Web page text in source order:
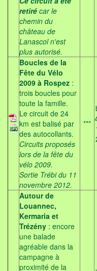
retiré car le
chemin du
château de
Lanascol n'est
plus autorisé.
Boucles de la
Fête du Vélo
2009 à Rospez :
trois boucles pour
toute la famille.
Le circuit de 24
km est balisé par
des autocollants.
Circuits proposés
lors de la fête du
vélo 2009.
Sortie Trébi du 11
novembre 2012.
***
Autour de
Louannec,
Kermaria et
Trézény : encore
une balade
agréable dans la
campagne à
proximité de la